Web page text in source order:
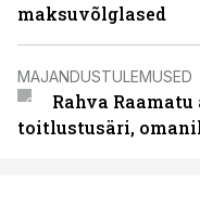
maksuvõlglased
MAJANDUSTULEMUSED
Rahva
toitlustusäri,